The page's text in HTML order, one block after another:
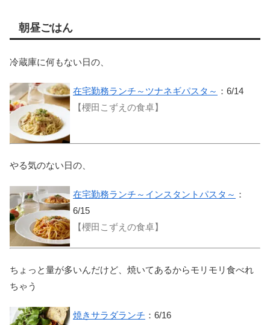
朝昼ごはん
冷蔵庫に何もない日の、
在宅勤務ランチ～ツナネギパスタ～ ：6/14
【櫻田こずえの食卓】
やる気のない日の、
在宅勤務ランチ～インスタントパスタ～ ：
6/15
【櫻田こずえの食卓】
ちょっと量が多いんだけど、焼いてあるからモリモリ食べれ
ちゃう
焼きサラダランチ ：6/16